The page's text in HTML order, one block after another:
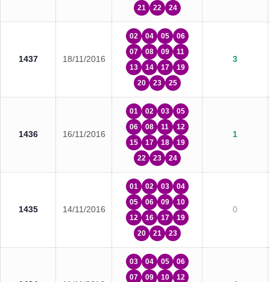
21 22 24
1437 18/11/2016
02 04 05
06
07
08 09
11
13
14 17
19
20
23 25
3
1436 16/11/2016
01 02 03
05
06
08 11
12
15
17 18
19
22
23 24
1
1435 14/11/2016
01 02 03
04
05
06 09
10
12
16 17
19
20
21 23
0
03 04 05
06
07
09 10
12